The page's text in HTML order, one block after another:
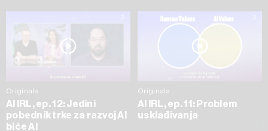
Originals
AI IRL, ep. 12: Jedini
pobednik trke za razvoj AI
biće AI
Originals
AI IRL, ep. 11: Problem
usklađivanja